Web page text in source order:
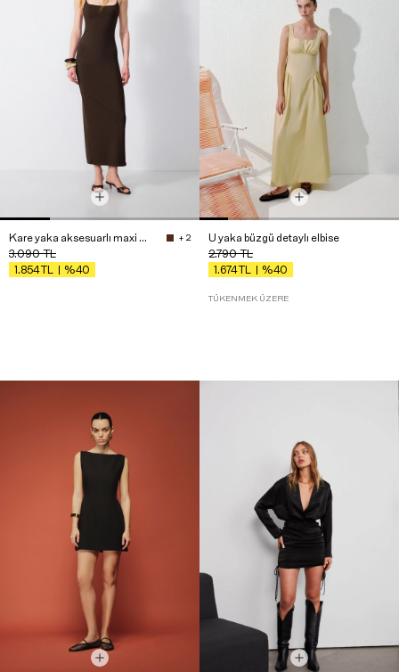
Kare yaka aksesuarlı maxi elbise + 2
3.090TL
1.854
%40
U yaka büzgü detaylı elbise
2.790TL
1.674
%40
TÜKENMEK ÜZERE